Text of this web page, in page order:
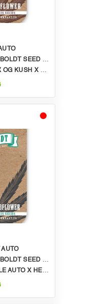
SEED COMPANY
CHUNKADELIC AUTO
AUTO
SEED COMPANY
X HELLA JELLY